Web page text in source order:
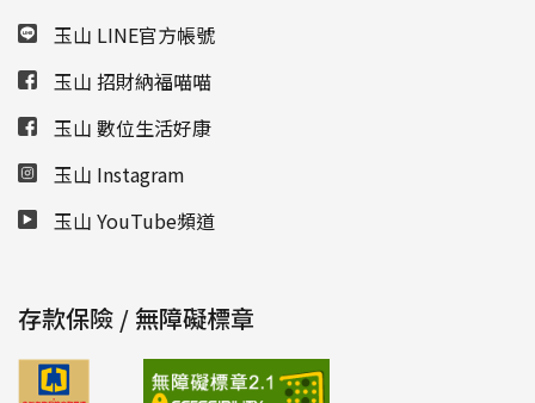
玉山 LINE官方帳號
玉山 招財納福喵喵
玉山 數位生活好康
玉山 Instagram
玉山 YouTube頻道
存款保險 / 無障礙標章